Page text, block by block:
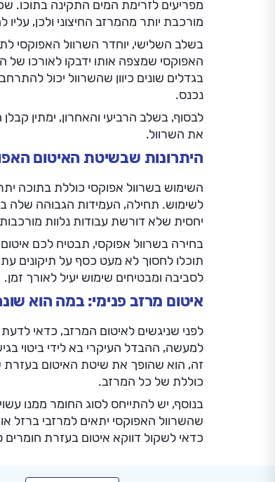
מפריעים לזרימת המים התקינה בתוכו.
מורכבת יותר מהמרזב החיצוני ולכן,
בשלב השלישי, יוחדר השרוול האפוקסי
האפוקסי שמצפה אותו ידבקו לאורכו של
בגדלים שונים כיוון שהשרוול יכול
נכנס.
לבסוף, בשלב הרביעי והאחרון, ימתין
את השרוול.
היתרונות שבשיטת האיטום
השימוש בשרוול אפוקסי כוללת בתוכה
לשימוש. תחילה, העמידות הגבוהה שלה
יחסית שלא דורשת עבודות נלוות
בחירה בשרוול אפוקסי, תבטיח לכם איטום
תוכלו לחסוך לא מעט כסף על תיקונים
לסביבה ומבטיחים שימוש יעיל לאורך זמן.
איטום מרזב פנימי: במה הוא
לפני שניגשים לאיטום המרזב, כדאי לדעת
למעשה, ההבדל העיקרי בא לידי ביטוי
זה, הוא שהופך את שיטת האיטום בעזרת
כוללת של כל המרזב.
בנוסף, יש להתייחס לסוג החומר ממנו
שהשרוול האפוקסי יתאים למרזבי ברזל
כדאי לשקול דווקא איטום בעזרת חומרים